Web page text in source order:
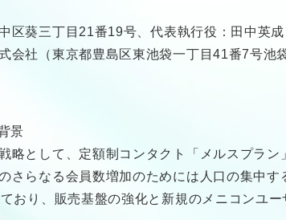
葵三丁目21番19号、代表執行役：田中英
会社（東京都豊島区東池袋一丁目41番7号
景
として、定額制コンタクト「メルスプラン
さらなる会員数増加のためには人口の集中
おり、販売基盤の強化と新規のメニコンユ